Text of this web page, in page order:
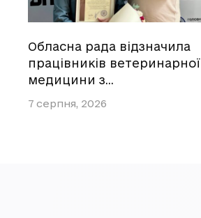
Обласна рада відзначила
працівників ветеринарної
медицини з…
7 серпня, 2026